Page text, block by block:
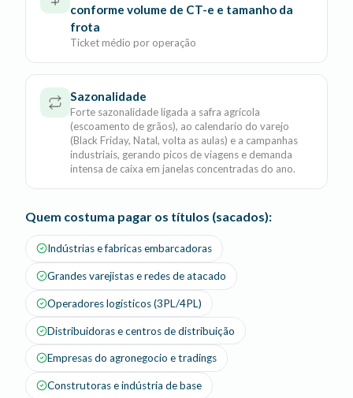
conforme volume de CT-e e tamanho da
frota
Ticket médio por operação
Sazonalidade
Forte sazonalidade ligada a safra agrícola
(escoamento de grãos), ao calendario do varejo
(Black Friday, Natal, volta as aulas) e a campanhas
industriais, gerando picos de viagens e demanda
intensa de caixa em janelas concentradas do ano.
Quem costuma pagar os títulos (sacados):
Indústrias e fabricas embarcadoras
Grandes varejistas e redes de atacado
Operadores logísticos (3PL/4PL)
Distribuidoras e centros de distribuição
Empresas do agronegocio e tradings
Construtoras e indústria de base